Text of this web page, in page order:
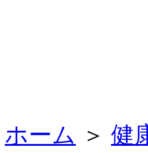
ホーム ＞ 健